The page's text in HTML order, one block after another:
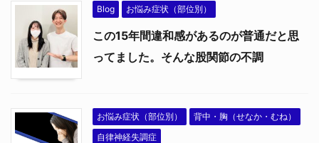
Blog お悩み症状（部位別）
この15年間違和感があるのが普通だと思
ってました。そんな股関節の不調
お悩み症状（部位別）
背中・胸（せなか・むね）
自律神経失調症